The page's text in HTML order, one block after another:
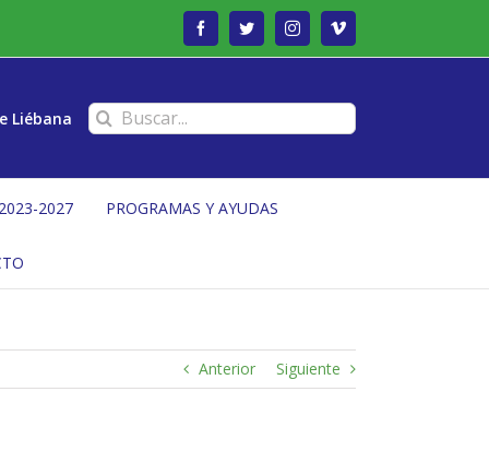
FacebookTwitterInstagramVimeo
Liébana Buscar:
2027 PROGRAMAS Y AYUDAS
Anterior Siguiente